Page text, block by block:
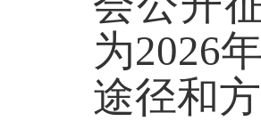
为2026
途径和